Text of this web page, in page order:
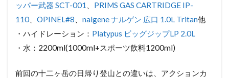
ッパー武器 SCT-001
PRIMS GAS CARTRIDGE IP-
110
OPINEL#8 nalgene ナルゲン 広口 1.0L Tritan他
・ハイドレーション： Platypus ビッグジップLP 2.0L
・水：2200ml(1000ml+スポーツ飲料1200ml)
前回の十二ヶ岳の日帰り登山との違いは、アクションカ